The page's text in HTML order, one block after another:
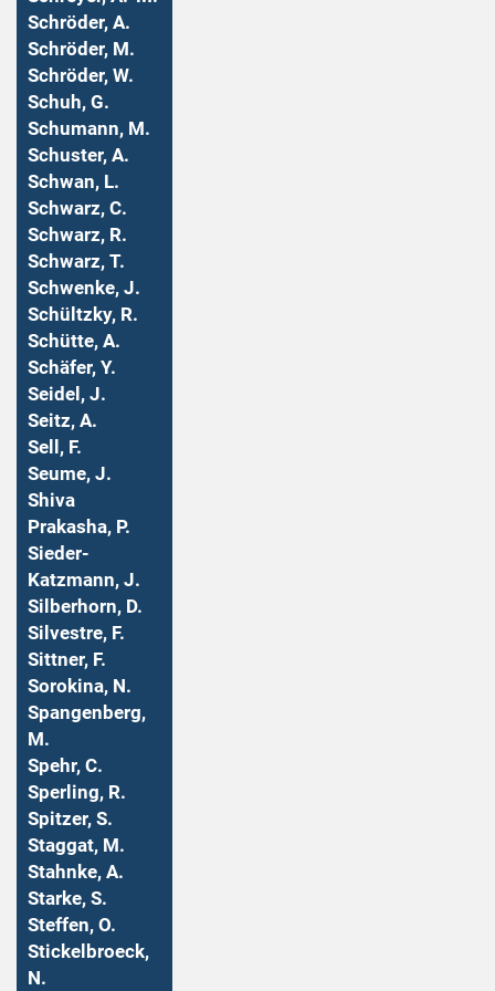
Schröder, A.
Schröder, M.
Schröder, W.
Schuh, G.
Schumann, M.
Schuster, A.
Schwan, L.
Schwarz, C.
Schwarz, R.
Schwarz, T.
Schwenke, J.
Schültzky, R.
Schütte, A.
Schäfer, Y.
Seidel, J.
Seitz, A.
Sell, F.
Seume, J.
Shiva
Prakasha, P.
Sieder-
Katzmann, J.
Silberhorn, D.
Silvestre, F.
Sittner, F.
Sorokina, N.
Spangenberg,
M.
Spehr, C.
Sperling, R.
Spitzer, S.
Staggat, M.
Stahnke, A.
Starke, S.
Steffen, O.
Stickelbroeck,
N.